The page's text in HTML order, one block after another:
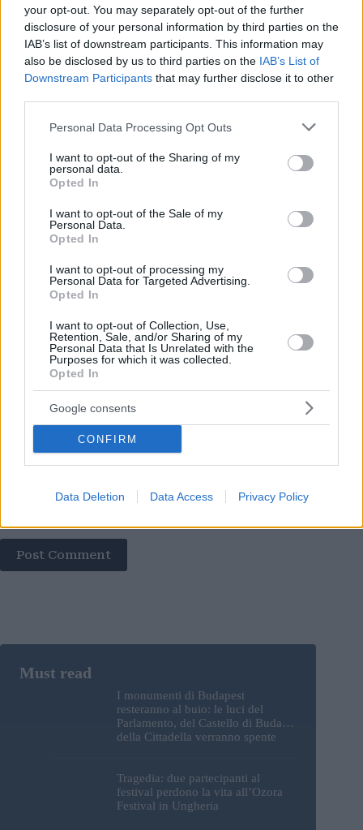
your opt-out. You may separately opt-out of the further
disclosure of your personal information by third parties on the
IAB’s list of downstream participants. This information may
also be disclosed by us to third parties on the IAB’s List of
Downstream Participants that may further disclose it to other
Please note that this website/app uses one or more Google
not limited to your visit or usage behaviour. You may click to
grant or deny consent to Google and its third-party tags to
use your data for below specified purposes in below Google
consent section.
Personal Data Processing Opt Outs
I want to opt-out of the Sharing of my
personal data.
Opted In
I want to opt-out of the Sale of my
Personal Data.
Opted In
I want to opt-out of processing my
Personal Data for Targeted Advertising.
Opted In
I want to opt-out of Collection, Use,
Retention, Sale, and/or Sharing of my
Personal Data that Is Unrelated with the
Purposes for which it was collected.
Opted In
Google consents
CONFIRM
Data Deletion Data Access Privacy Policy
LEGGI ANCHE
La BERS fornisce una garanzia sostenuta dall’UE a OTP
Bank Ukraine
banca otp #ungheria
Leave a Reply
Your email address will not be published. Required fields are marked
*
Website
Add Comment*
Save my name, email and website in this browser for the
Post Comment
I monumenti di Budapest
resteranno al buio: le luci del
Parlamento, del Castello di Buda e
della Cittadella verranno spente
Tragedia: due partecipanti al
festival perdono la vita all’Ozora
Festival in Ungheria